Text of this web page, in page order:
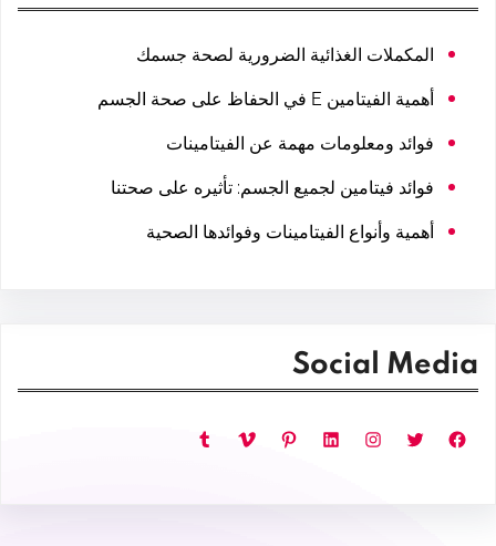
المكملات الغذائية الضرورية لصحة جسمك
أهمية الفيتامين E في الحفاظ على صحة الجسم
فوائد ومعلومات مهمة عن الفيتامينات
فوائد فيتامين لجميع الجسم: تأثيره على صحتنا
أهمية وأنواع الفيتامينات وفوائدها الصحية
Social Media
فيسبوك تويتر إنستجرام لينكد إن بينتريست فيميو تمبلر